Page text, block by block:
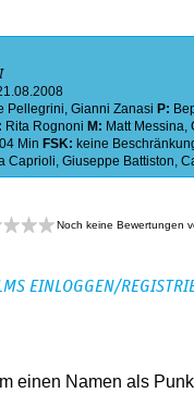
Pellegrini, Gianni Zanasi P:
Rita Rognoni M: Matt Messina,
Min FSK: keine
Caprioli, Giuseppe Battiston,
Noch keine Bewertungen
EINLOGGEN/
einen Namen als